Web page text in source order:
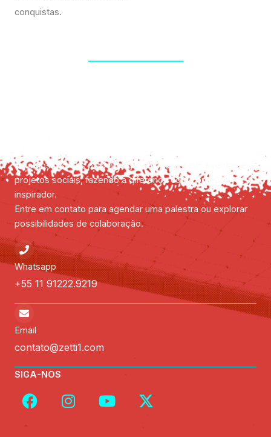
conquistas.
Vamos juntos inspirar gerações?
Estamos prontos para agregar valor aos seus eventos e
projetos sociais, fazendo a diferença com conteúdo
inspirador.
Entre em contato para agendar uma palestra ou explorar
possibilidades de colaboração.
Whatsapp
+55 11 91222.9219
Email
contato@zetti1.com
SIGA-NOS
F
a
I
n
Y
o
X
-